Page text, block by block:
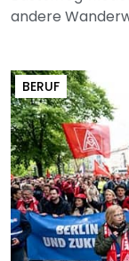
andere
BERUF